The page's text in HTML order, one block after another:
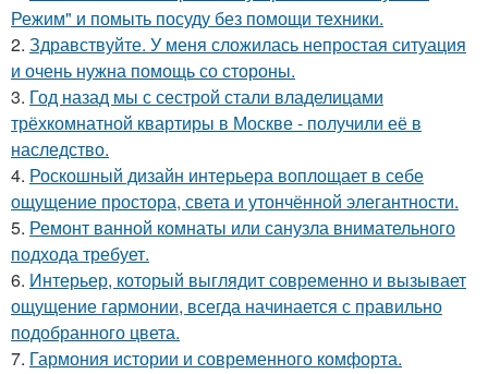
Режим" и помыть посуду без помощи техники.
2. Здравствуйте. У меня сложилась непростая ситуация
и очень нужна помощь со стороны.
3. Год назад мы с сестрой стали владелицами
трёхкомнатной квартиры в Москве - получили её в
наследство.
4. Роскошный дизайн интерьера воплощает в себе
ощущение простора, света и утончённой элегантности.
5. Ремонт ванной комнаты или санузла внимательного
подхода требует.
6. Интерьер, который выглядит современно и вызывает
ощущение гармонии, всегда начинается с правильно
подобранного цвета.
7. Гармония истории и современного комфорта.